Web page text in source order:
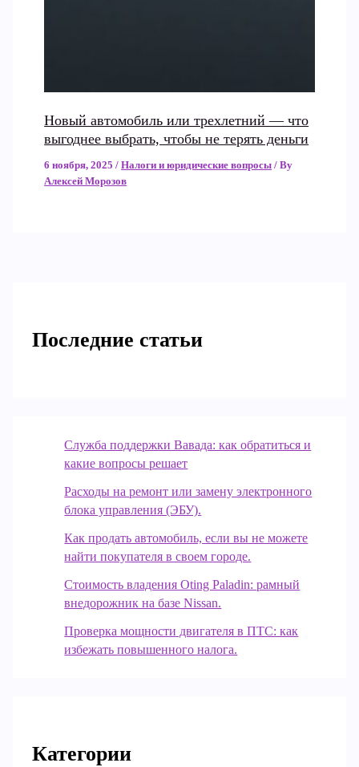
Новый автомобиль или трехлетний — что
выгоднее выбрать, чтобы не терять деньги
6 ноября, 2025/Налоги и юридические вопросы / By
Алексей Морозов
Последние статьи
Служба поддержки Вавада: как обратиться и
какие вопросы решает
Расходы на ремонт или замену электронного
блока управления (ЭБУ).
Как продать автомобиль, если вы не можете
найти покупателя в своем городе.
Стоимость владения Oting Paladin: рамный
внедорожник на базе Nissan.
Проверка мощности двигателя в ПТС: как
избежать повышенного налога.
Категории